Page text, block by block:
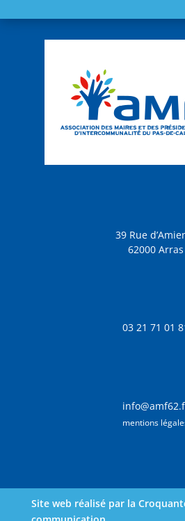
39 Rue
62000 Arras
03 21 71 01
mentions
Site web réalisé par la